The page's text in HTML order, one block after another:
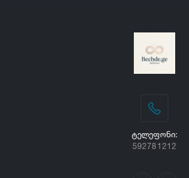
ᲢᲔᲚᲔᲤᲝᲜᲘ:
592781212